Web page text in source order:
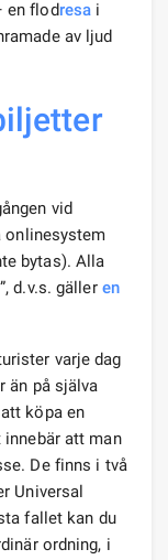
en flodresa i
av ljud
vid
bytas). Alla
d.v.s. gäller en
varje dag
än på själva
köpa en
innebär att man
De finns i två
Universal
fallet kan du
ordning, i